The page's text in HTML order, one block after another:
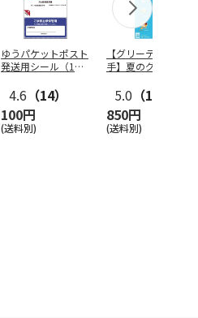
ゆうパケットポスト
発送用シール（1個
4.6 （14）
100円
(送料別)
【グリーティング切
手】夏のグリーティ
5.0 （10）
850円
(送料別)